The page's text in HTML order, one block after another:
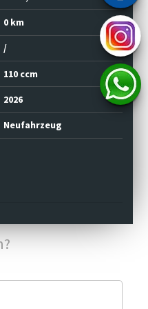
0 km
/
110 ccm
2026
Neufahrzeug